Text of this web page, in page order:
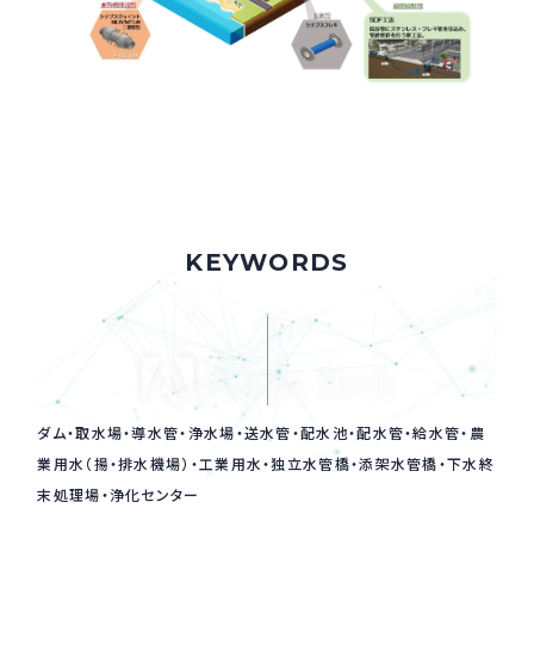
KEYWORDS
ダム・取水場・導水管・浄水場・送水管・配水池・配水管・給水管・農
業用水（揚・排水機場）・工業用水・独立水管橋・添架水管橋・下水終
末処理場・浄化センター